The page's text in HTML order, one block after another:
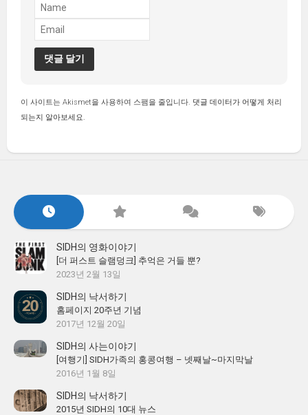
이 사이트는 Akismet을 사용하여 스팸을 줄입니다. 댓글 데이터가 어떻게 처리
되는지 알아보세요.
SIDH의 영화이야기
[더 퍼스트 슬램덩크] 추억은 거들 뿐?
2023년 2월 13일
SIDH의 낙서하기
홈페이지 20주년 기념
2017년 12월 20일
SIDH의 사는이야기
[여행기] SIDH가족의 홍콩여행 – 넷째날~마지막날
2016년 1월 8일
SIDH의 낙서하기
2015년 SIDH의 10대 뉴스